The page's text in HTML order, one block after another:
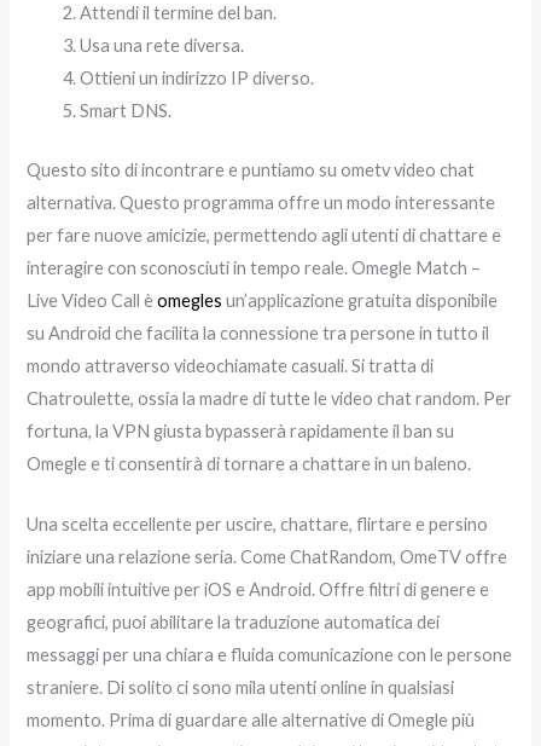
Attendi il termine del ban.
Usa una rete diversa.
Ottieni un indirizzo IP diverso.
Smart DNS.
Questo sito di incontrare e puntiamo su ometv video chat
alternativa. Questo programma offre un modo interessante
per fare nuove amicizie, permettendo agli utenti di chattare e
interagire con sconosciuti in tempo reale. Omegle Match –
Live Video Call èomegles un’applicazione gratuita disponibile
su Android che facilita la connessione tra persone in tutto il
mondo attraverso videochiamate casuali. Si tratta di
Chatroulette, ossia la madre di tutte le video chat random. Per
fortuna, la VPN giusta bypasserà rapidamente il ban su
Omegle e ti consentirà di tornare a chattare in un baleno.
Una scelta eccellente per uscire, chattare, flirtare e persino
iniziare una relazione seria. Come ChatRandom, OmeTV offre
app mobili intuitive per iOS e Android. Offre filtri di genere e
geografici, puoi abilitare la traduzione automatica dei
messaggi per una chiara e fluida comunicazione con le persone
straniere. Di solito ci sono mila utenti online in qualsiasi
momento. Prima di guardare alle alternative di Omegle più